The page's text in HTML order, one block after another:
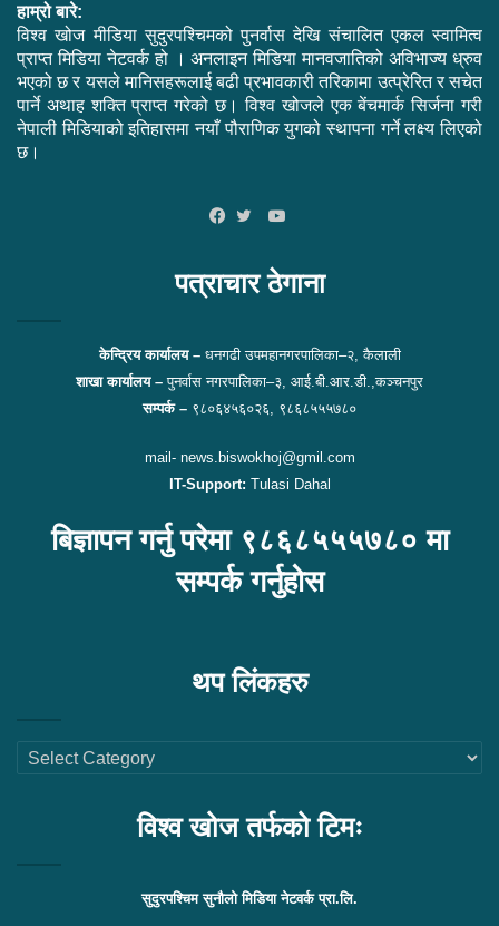
हाम्रो बारे:
विश्व खोज मीडिया सुदुरपश्चिमको पुनर्वास देखि संचालित एकल स्वामित्व
प्राप्त मिडिया नेटवर्क हो । अनलाइन मिडिया मानवजातिको अविभाज्य ध्रुव
भएको छ र यसले मानिसहरूलाई बढी प्रभावकारी तरिकामा उत्प्रेरित र सचेत
पार्ने अथाह शक्ति प्राप्त गरेको छ। विश्व खोजले एक बेंचमार्क सिर्जना गरी
नेपाली मिडियाको इतिहासमा नयाँ पौराणिक युगको स्थापना गर्ने लक्ष्य लिएको
छ।
YouTube
पत्राचार ठेगाना
केन्द्रिय कार्यालय –धनगढी उपमहानगरपालिका–२, कैलाली
शाखा कार्यालय –पुनर्वास नगरपालिका–३, आई.बी.आर.डी.,कञ्चनपुर
सम्पर्क – ९८०६४५६०२६, ९८६८५५५७८०
mail- news.biswokhoj@gmil.com
IT-Support: Tulasi Dahal
बिज्ञापन गर्नु परेमा ९८६८५५५७८० मा
सम्पर्क गर्नुहोस
थप लिंकहरु
थप
लिंकहरु
विश्व खोज तर्फको टिमः
सुदुरपश्चिम सुनौलो मिडिया नेटवर्क प्रा.लि.